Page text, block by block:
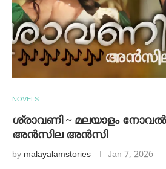
NOVELS
ശ്രാവണി ~ മലയാളം
അൻസില അൻസി
by malayalamstories Jan 7, 2026